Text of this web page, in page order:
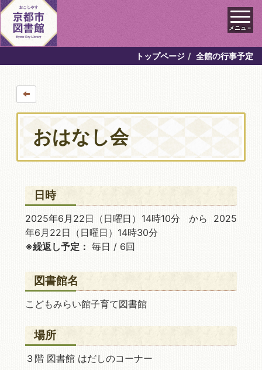
メニュ－
トップページ 全館の行事予定
おはなし会
日時
2025年6月22日 （日曜日）14時10分 から 2025
年6月22日 （日曜日）14時30分
※繰返し予定： 毎日 / 6回
図書館名
こどもみらい館子育て図書館
場所
３階 図書館 はだしのコーナー